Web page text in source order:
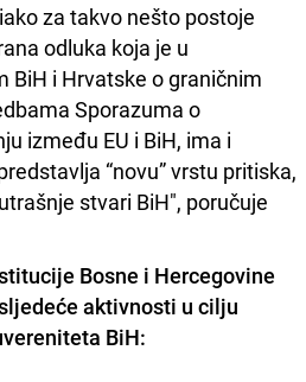
za takvo nešto postoje
odluka koja je u
BiH i Hrvatske o graničnim
Sporazuma o
između EU i BiH, ima i
“novu” vrstu pritiska,
stvari BiH", poručuje
Bosne i Hercegovine
aktivnosti u cilju
BiH: